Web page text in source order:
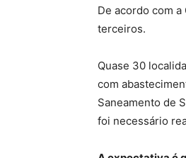
De acordo com
terceiros.
Quase 30
com
Saneamento de
foi necessário